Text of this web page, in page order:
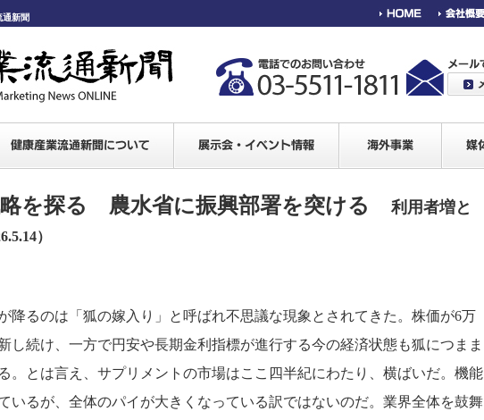
通新聞
を探る 農水省に振興部署を突ける
利用者増と
）
降るのは「狐の嫁入り」と呼ばれ不思議な現象とされてきた。株価が6万
し続け、一方で円安や長期金利指標が進行する今の経済状態も狐につまま
。とは言え、サプリメントの市場はここ四半紀にわたり、横ばいだ。機能
いるが、全体のパイが大きくなっている訳ではないのだ。業界全体を鼓舞